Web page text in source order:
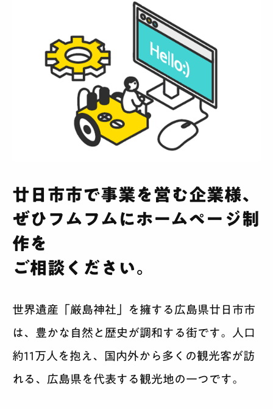
廿日市市で事業を営む企業様、
ぜひフムフムにホームページ制
作を
ご相談ください。
世界遺産「厳島神社」を擁する広島県廿日市市
は、豊かな自然と歴史が調和する街です。人口
約11万人を抱え、国内外から多くの観光客が訪
れる、広島県を代表する観光地の一つです。